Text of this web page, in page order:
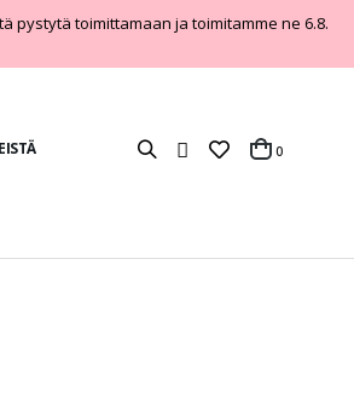
pystytä toimittamaan ja toimitamme ne 6.8.
Cart
0tuotteet